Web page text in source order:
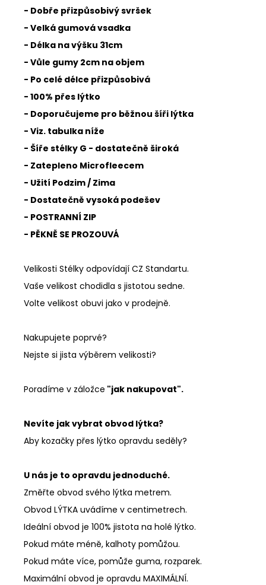
- Dobře přizpůsobivý svršek
- Velká gumová vsadka
- Délka na výšku 31cm
- Vůle gumy 2cm na objem
- Po celé délce přizpůsobivá
- 100% přes lýtko
- Doporučujeme pro běžnou šíři lýtka
- Viz. tabulka níže
- Šíře stélky G - dostatečně široká
- Zatepleno Microfleecem
- Užití Podzim / Zima
- Dostatečně vysoká podešev
- POSTRANNÍ ZIP
- PĚKNĚ SE PROZOUVÁ
Velikosti Stélky odpovídají CZ Standartu.
Vaše velikost chodidla s jistotou sedne.
Volte velikost obuvi jako v prodejně.
Nakupujete poprvé?
Nejste si jista výběrem velikosti?
Poradíme v záložce "jak nakupovat".
Nevíte jak vybrat obvod lýtka?
Aby kozačky přes lýtko opravdu seděly?
U nás je to opravdu jednoduché.
Změřte obvod svého lýtka metrem.
Obvod LÝTKA uvádíme v centimetrech.
Ideální obvod je 100% jistota na holé lýtko.
Pokud máte méně, kalhoty pomůžou.
Pokud máte více, pomůže guma, rozparek.
Maximální obvod je opravdu MAXIMÁLNÍ.